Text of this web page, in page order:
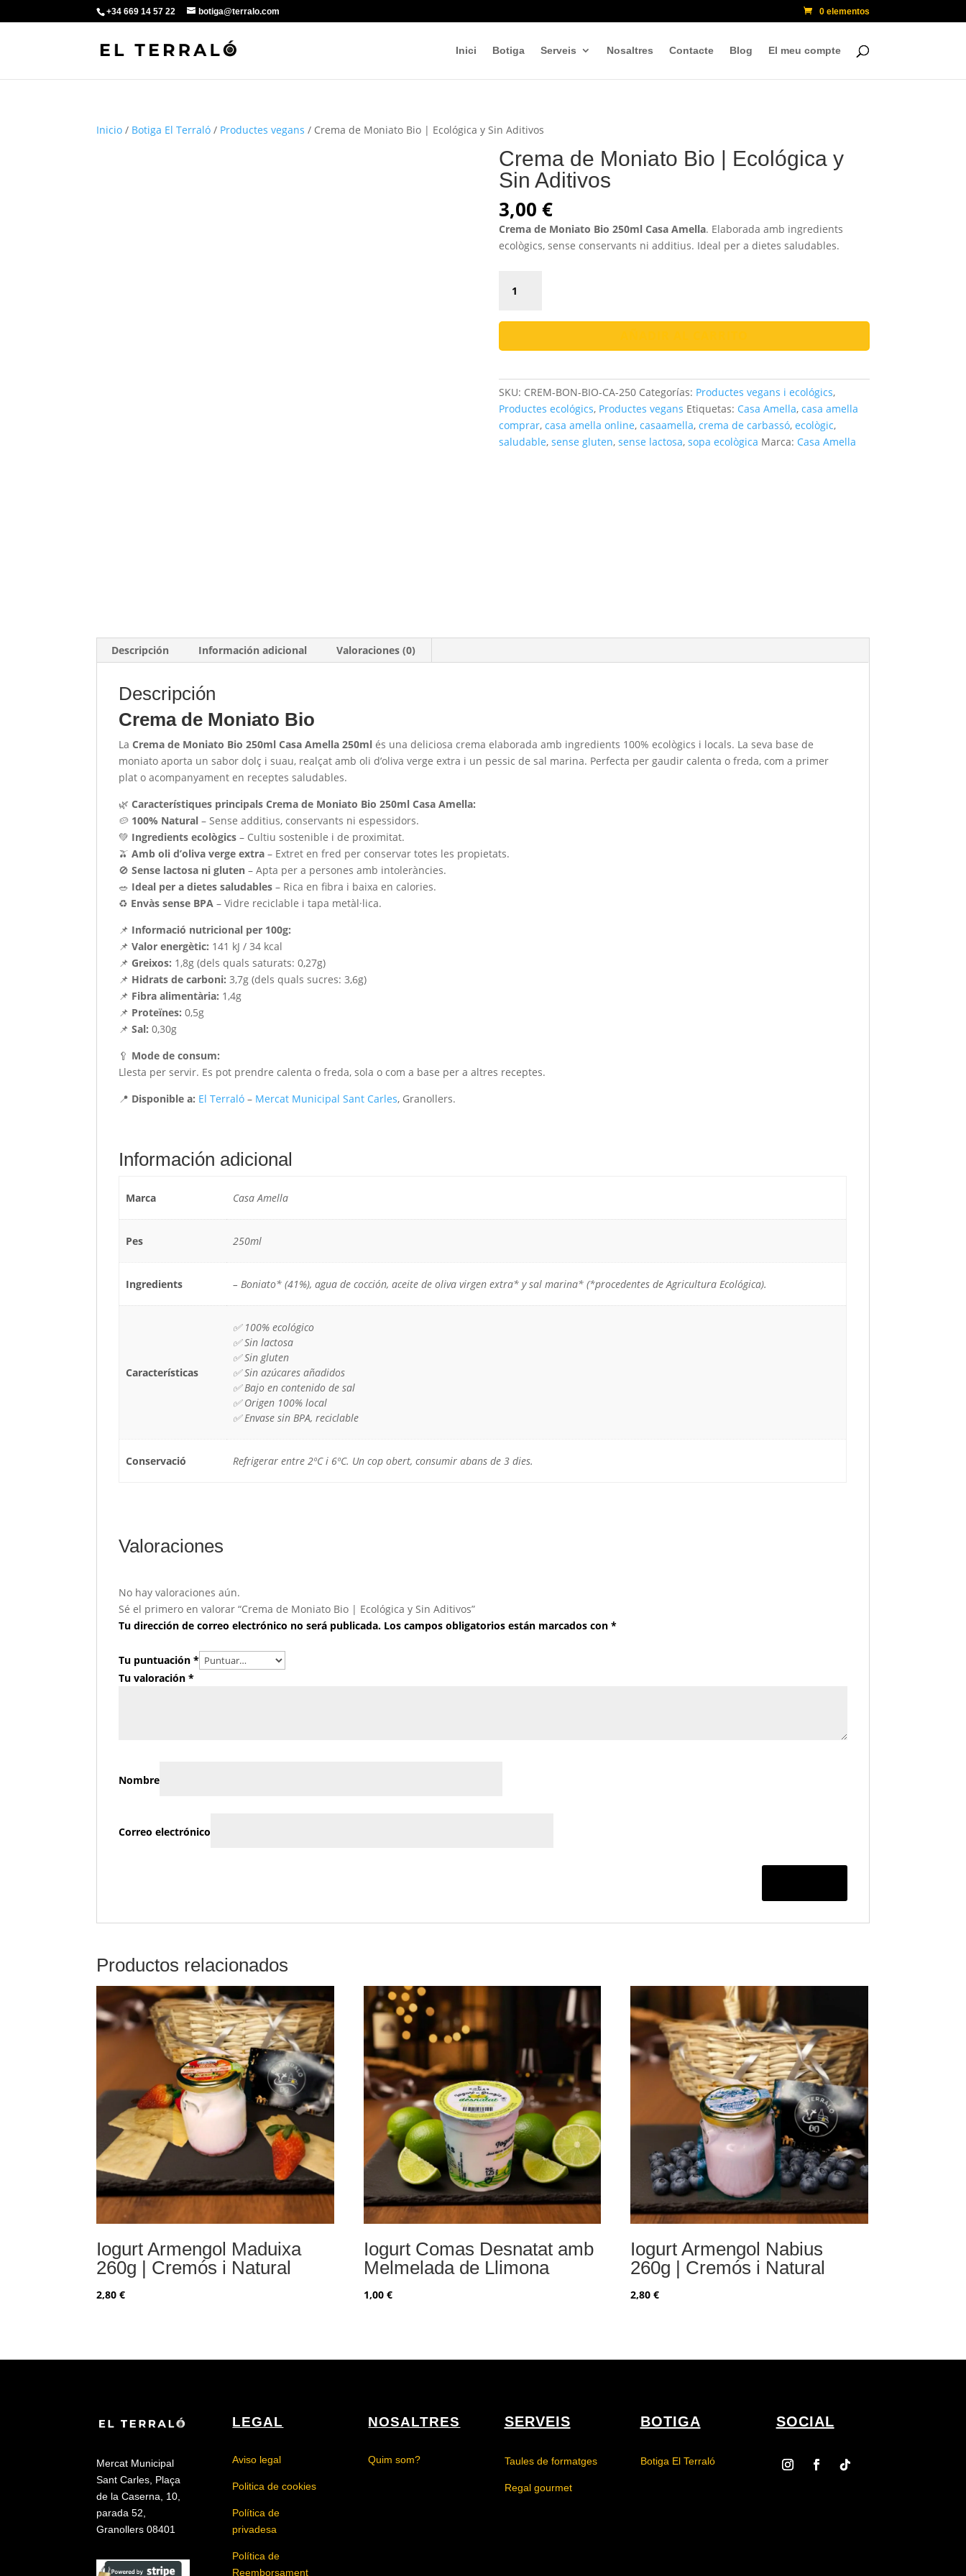
+34 669 14 57 22 botiga@terralo.com 0 elementos
Inici Botiga Serveis Nosaltres Contacte Blog El meu compte
Inicio / Botiga El Terraló / Productes vegans / Crema de Moniato Bio | Ecológica y Sin Aditivos
Crema de Moniato Bio | Ecológica y
Sin Aditivos
3,00 €
Crema de Moniato Bio 250ml Casa Amella. Elaborada amb ingredients
ecològics, sense conservants ni additius. Ideal per a dietes saludables.
Bio
|
y
Sin
Aditivos
cantidad
SKU: CREM-BON-BIO-CA-250 Categorías: Productes vegans i ecológics,
Productes ecológics, Productes vegans Etiquetas: Casa Amella, casa amella
comprar, casa amella online, casaamella, crema de carbassó, ecològic,
saludable, sense gluten, sense lactosa, sopa ecològica Marca: Casa Amella
Descripción Información adicional Valoraciones (0)
Descripción
Crema de Moniato Bio
LaCrema de Moniato Bio 250ml Casa Amella 250ml és una deliciosa crema elaborada amb ingredients 100% ecològics i locals. La seva base de
moniato aporta un sabor dolç i suau, realçat amb oli d’oliva verge extra i un pessic de sal marina. Perfecta per gaudir calenta o freda, com a primer
plat o acompanyament en receptes saludables.
🌿Característiques principals Crema de Moniato Bio 250ml Casa Amella:
🥔 100% Natural – Sense additius, conservants ni espessidors.
💚 Ingredients ecològics – Cultiu sostenible i de proximitat.
🫒Amb oli d’oliva verge extra – Extret en fred per conservar totes les propietats.
🚫Sense lactosa ni gluten – Apta per a persones amb intoleràncies.
🥗 Ideal per a dietes saludables – Rica en fibra i baixa en calories.
♻ Envàs sense BPA – Vidre reciclable i tapa metàl·lica.
📌 Informació nutricional per 100g:
📌Valor energètic: 141 kJ / 34 kcal
📌Greixos: 1,8g (dels quals saturats: 0,27g)
📌 Hidrats de carboni: 3,7g (dels quals sucres: 3,6g)
📌 Fibra alimentària: 1,4g
📌 Proteïnes: 0,5g
📌Sal: 0,30g
🥄 Mode de consum:
Llesta per servir. Es pot prendre calenta o freda, sola o com a base per a altres receptes.
📍 Disponible a: El Terraló – Mercat Municipal Sant Carles, Granollers.
Información adicional
Marca Casa Amella
Pes 250ml
Ingredients – Boniato* (41%), agua de cocción, aceite de oliva virgen extra* y sal marina* (*procedentes de Agricultura Ecológica).
Características
✅ 100% ecológico
✅ Sin lactosa
✅ Sin gluten
✅ Sin azúcares añadidos
✅ Bajo en contenido de sal
✅ Origen 100% local
✅ Envase sin BPA, reciclable
Conservació Refrigerar entre 2ºC i 6ºC. Un cop obert, consumir abans de 3 dies.
Valoraciones
No hay valoraciones aún.
Sé el primero en valorar “Crema de Moniato Bio | Ecológica y Sin Aditivos”
Tu dirección de correo electrónico no será publicada. Los campos obligatorios están marcados con*
Tu puntuación*
Tu valoración*
Nombre
Correo electrónico
Productos relacionados
Iogurt Armengol Maduixa
260g | Cremós i Natural
2,80€
Iogurt Comas Desnatat amb
Melmelada de Llimona
1,00 €
Iogurt Armengol Nabius
260g | Cremós i Natural
2,80€
Mercat Municipal
Sant Carles, Plaça
de la Caserna, 10,
parada 52,
Granollers 08401
LEGAL
Aviso legal
Politica de cookies
Política de
privadesa
Política de
Reemborsament
NOSALTRES
Quim som?
SERVEIS
Taules de formatges
Regal gourmet
BOTIGA
Botiga El Terraló
SOCIAL